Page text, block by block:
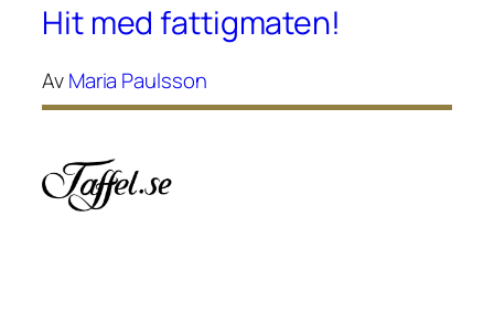
Hit med fattigmaten!
AvMaria Paulsson